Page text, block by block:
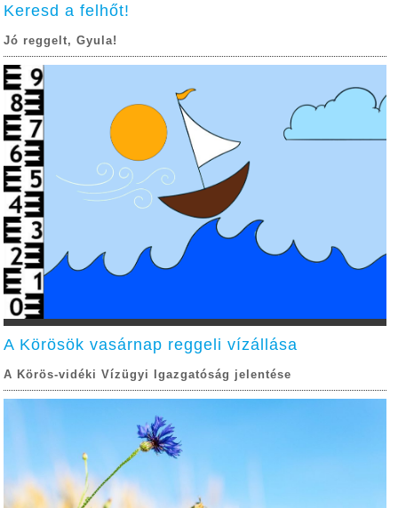
Keresd a felhőt!
Jó reggelt, Gyula!
A Körösök vasárnap reggeli vízállása
A Körös-vidéki Vízügyi Igazgatóság jelentése